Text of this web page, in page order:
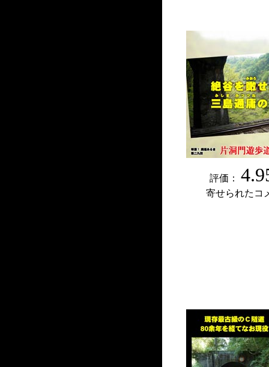
評価：
寄せられたコ